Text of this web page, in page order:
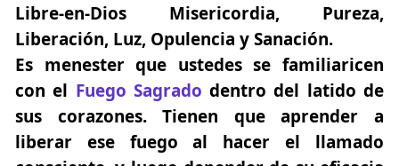
Libre-en-Dios Misericordia, Pureza,
Liberación, Luz, Opulencia y Sanación.
Es menester que ustedes se familiaricen
con el Fuego Sagrado dentro del latido de
sus corazones. Tienen que aprender a
liberar ese fuego al hacer el llamado